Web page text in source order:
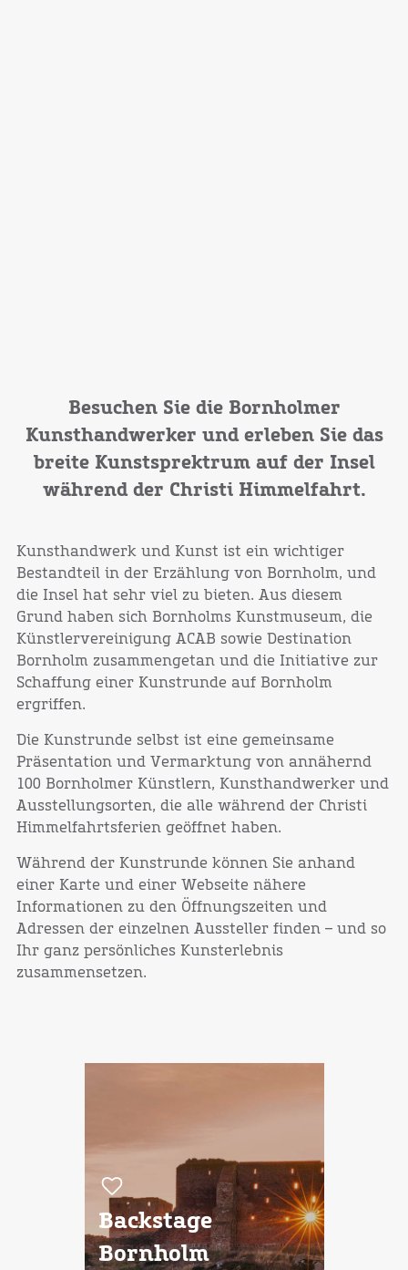
Besuchen Sie die Bornholmer
Kunsthandwerker und erleben Sie das
breite Kunstsprektrum auf der Insel
während der Christi Himmelfahrt.
Kunsthandwerk und Kunst ist ein wichtiger
Bestandteil in der Erzählung von Bornholm, und
die Insel hat sehr viel zu bieten. Aus diesem
Grund haben sich Bornholms Kunstmuseum, die
Künstlervereinigung ACAB sowie Destination
Bornholm zusammengetan und die Initiative zur
Schaffung einer Kunstrunde auf Bornholm
ergriffen.
Die Kunstrunde selbst ist eine gemeinsame
Präsentation und Vermarktung von annähernd
100 Bornholmer Künstlern, Kunsthandwerker und
Ausstellungsorten, die alle während der Christi
Himmelfahrtsferien geöffnet haben.
Während der Kunstrunde können Sie anhand
einer Karte und einer Webseite nähere
Informationen zu den Öffnungszeiten und
Adressen der einzelnen Aussteller finden – und so
Ihr ganz persönliches Kunsterlebnis
zusammensetzen.
Backstage
Bornholm